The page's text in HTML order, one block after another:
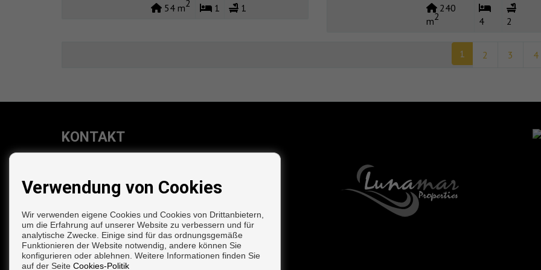
54 m2 1 1
240
m2 4 2
1 2 3 4
KONTAKT
‎+34 626 702 641
Von Montag bis Freitag: 10:00 - 14:00 und 16:00 -
19:00
Verwendung von Cookies
Wir verwenden eigene Cookies und Cookies von Drittanbietern,
um die Erfahrung auf unserer Website zu verbessern und für
analytische Zwecke. Einige sind für das ordnungsgemäße
Funktionieren der Website notwendig, andere können Sie
konfigurieren oder ablehnen. Weitere Informationen finden Sie
auf der Seite Cookies-Politik